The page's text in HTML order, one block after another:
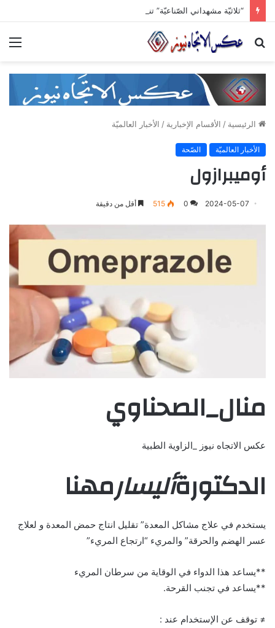
بحث
الرئيسية / الأقسام الإخبارية / الأخبار العالميّة
الأخبار العالميّة الصّحة
أوميبرازول
2024-05-07
0
515 أقل من دقيقة
منال_الصحناوي
عكس الاتجاه نيوز _الزاوية الطبية
الدكتورةأليسارمهنا
يستخدم في علاج مشاكل المعدة” تقليل انتاج حمض المعدة و لعلاج
عسر الهضم والحرقة” والمريء “ارتجاع المريء”
**يساعد هذا الدواء في الوقاية من سرطان المريء
**يساعد في تجنب القرحة.
≠ توقف عن الإستخدام عند :